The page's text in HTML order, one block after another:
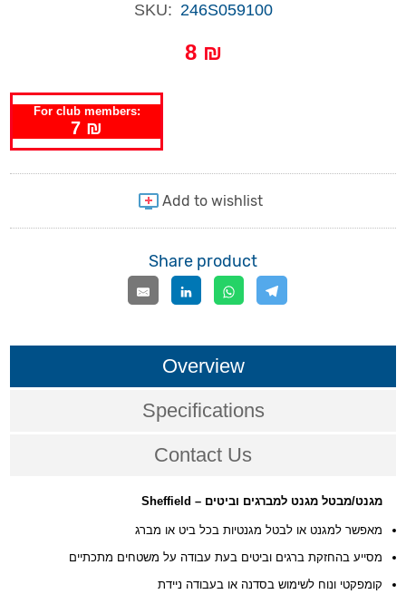
SKU: 246S059100
8 ₪
For club members:
7 ₪
Share product
Overview
Specifications
Contact Us
מגנט/מבטל מגנט למברגים וביטים – Sheffield
מאפשר למגנט או לבטל מגנטיות בכל ביט או מברג
מסייע בהחזקת ברגים וביטים בעת עבודה על משטחים מתכתיים
קומפקטי ונוח לשימוש בסדנה או בעבודה ניידת